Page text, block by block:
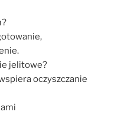
jelitowe?
oczyszczanie